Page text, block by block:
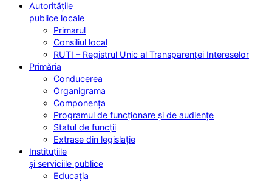
Autoritățile
publice locale
Primarul
Consiliul local
RUTI – Registrul Unic al Transparenței Intereselor
Primăria
Conducerea
Organigrama
Componența
Programul de funcționare și de audiențe
Statul de funcții
Extrase din legislație
Instituțiile
și serviciile publice
Educația